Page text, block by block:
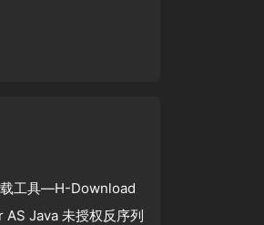
载工具—H-Download
AS Java 未授权反序列